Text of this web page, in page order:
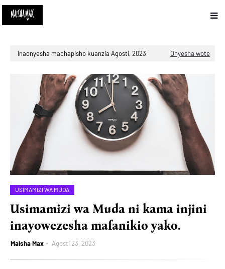
Inaonyesha machapisho kuanzia Agosti, 2023 Onyesha wote
USIMAMIZI WA MUDA
Usimamizi wa Muda ni kama injini
inayowezesha mafanikio yako.
Maisha Max Agosti 23, 2023